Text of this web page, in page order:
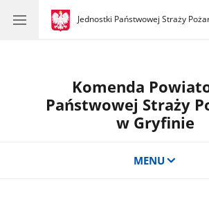
gov.pl
Jednostki Państwowej Straży
gov.pl
Jednostki
Komenda
Państwowej Straży
w Gryfinie
MENU